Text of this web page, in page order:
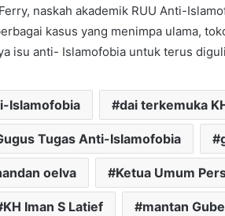
naskah akademik RUU Anti-
kasus yang menimpa ulama,
isu anti- Islamofobia untuk terus
Islamofobia dai terkemuka
Tugas Anti-Islamofobia
oelva Ketua Umum
KH Iman S Latief mantan